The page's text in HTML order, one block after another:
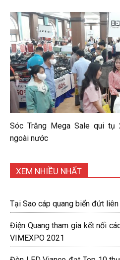
Sóc Trăng Mega Sale qui tụ
ngoài nước
XEM NHIỀU NHẤT
Tại Sao cáp quang biển đứt liên
Điện Quang tham gia kết nối
VIMEXPO 2021